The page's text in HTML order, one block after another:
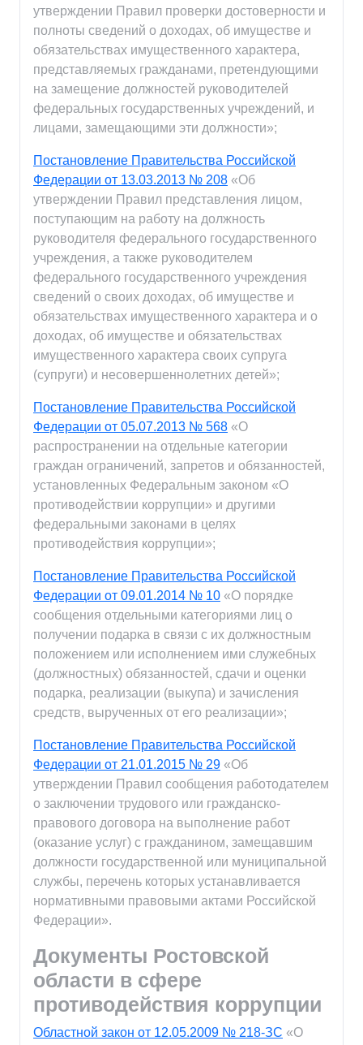
утверждении Правил проверки достоверности и
полноты сведений о доходах, об имуществе и
обязательствах имущественного характера,
представляемых гражданами, претендующими
на замещение должностей руководителей
федеральных государственных учреждений, и
лицами, замещающими эти должности»;
Постановление Правительства Российской
Федерации от 13.03.2013 № 208 «Об
утверждении Правил представления лицом,
поступающим на работу на должность
руководителя федерального государственного
учреждения, а также руководителем
федерального государственного учреждения
сведений о своих доходах, об имуществе и
обязательствах имущественного характера и о
доходах, об имуществе и обязательствах
имущественного характера своих супруга
(супруги) и несовершеннолетних детей»;
Постановление Правительства Российской
Федерации от 05.07.2013 № 568 «О
распространении на отдельные категории
граждан ограничений, запретов и обязанностей,
установленных Федеральным законом «О
противодействии коррупции» и другими
федеральными законами в целях
противодействия коррупции»;
Постановление Правительства Российской
Федерации от 09.01.2014 № 10 «О порядке
сообщения отдельными категориями лиц о
получении подарка в связи с их должностным
положением или исполнением ими служебных
(должностных) обязанностей, сдачи и оценки
подарка, реализации (выкупа) и зачисления
средств, вырученных от его реализации»;
Постановление Правительства Российской
Федерации от 21.01.2015 № 29 «Об
утверждении Правил сообщения работодателем
о заключении трудового или гражданско-
правового договора на выполнение работ
(оказание услуг) с гражданином, замещавшим
должности государственной или муниципальной
службы, перечень которых устанавливается
нормативными правовыми актами Российской
Федерации».
Документы Ростовской
области в сфере
противодействия коррупции
Областной закон от 12.05.2009 № 218-ЗС «О